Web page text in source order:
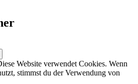
Website verwendet Cookies. Wenn
stimmst du der Verwendung von